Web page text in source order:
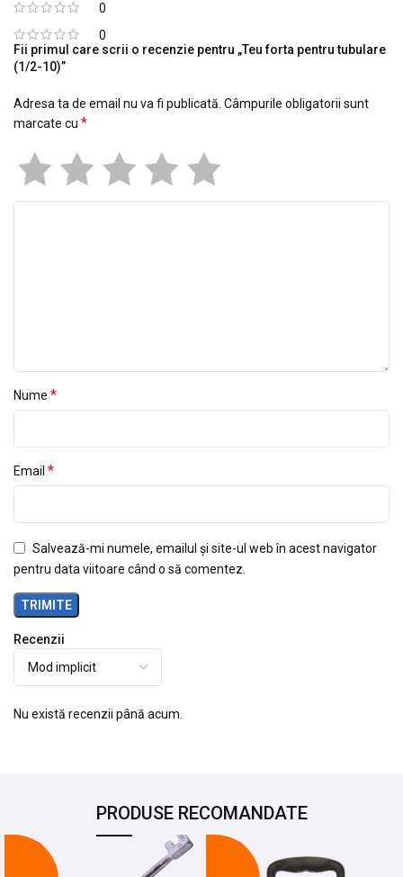
0
0
Recenzii
Nu există recenzii până acum.
Fii primul care scrii o recenzie pentru „Teu forta pentru tubulare
(1/2-10)”
Adresa ta de email nu va fi publicată. Câmpurile obligatorii sunt
marcate cu *
Nume *
Email *
Salvează-mi numele, emailul și site-ul web în acest navigator
pentru data viitoare când o să comentez.
PRODUSE RECOMANDATE